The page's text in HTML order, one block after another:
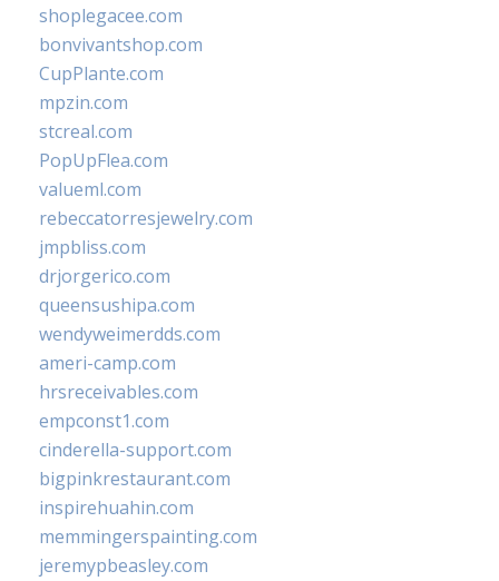
shoplegacee.com
bonvivantshop.com
CupPlante.com
mpzin.com
stcreal.com
PopUpFlea.com
valueml.com
rebeccatorresjewelry.com
jmpbliss.com
drjorgerico.com
queensushipa.com
wendyweimerdds.com
ameri-camp.com
hrsreceivables.com
empconst1.com
cinderella-support.com
bigpinkrestaurant.com
inspirehuahin.com
memmingerspainting.com
jeremypbeasley.com